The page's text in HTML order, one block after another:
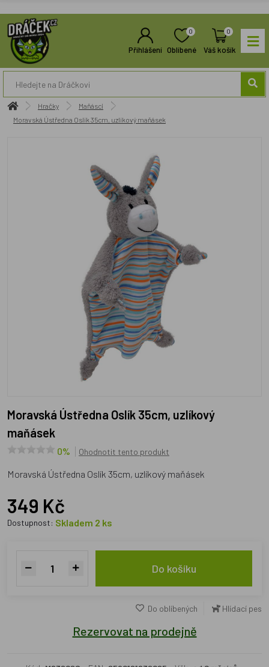
Přihlášení
0
Oblíbené
0
Váš košík
Hračky
Maňásci
Moravská Ústředna Oslík 35cm, uzlíkový maňásek
Moravská Ústředna Oslík 35cm, uzlíkový
maňásek
0% Ohodnotit tento produkt
Moravská Ústředna Oslík 35cm, uzlíkový maňásek
349 Kč
Dostupnost: Skladem 2 ks
Do košíku
Do oblíbených Hlídací pes
Rezervovat na prodejně